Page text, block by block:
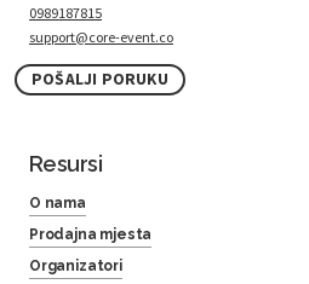
0989187815
support@core-event.co
POŠALJI PORUKU
Resursi
O nama
Prodajna mjesta
Organizatori